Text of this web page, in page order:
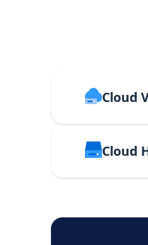
Cloud
Cloud